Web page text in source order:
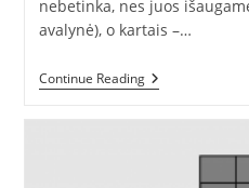
nebetinka, nes juos
avalynė), o kartais –…
Continue ReadingDaiktas
Į